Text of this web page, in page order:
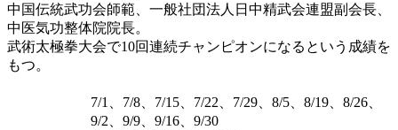
中国伝統武功会師範、一般社団法人日中精武会連盟副会長、
中医気功整体院院長。
武術太極拳大会で10回連続チャンピオンになるという成績を
もつ。
7/1、7/8、7/15、7/22、7/29、8/5、8/19、8/26、
9/2、9/9、9/16、9/30